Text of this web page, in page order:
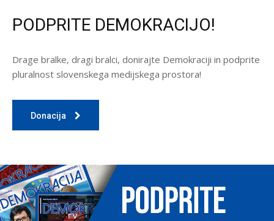
PODPRITE DEMOKRACIJO!
Drage bralke, dragi bralci, donirajte Demokraciji in podprite
pluralnost slovenskega medijskega prostora!
Donacija